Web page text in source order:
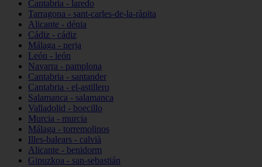
Cantabria - laredo
Tarragona - sant-carles-de-la-ràpita
Alicante - dénia
Cádiz - cádiz
Málaga - nerja
León - león
Navarra - pamplona
Cantabria - santander
Cantabria - el-astillero
Salamanca - salamanca
Valladolid - boecillo
Murcia - murcia
Málaga - torremolinos
Illes-balears - calvià
Alicante - benidorm
Gipuzkoa - san-sebastián